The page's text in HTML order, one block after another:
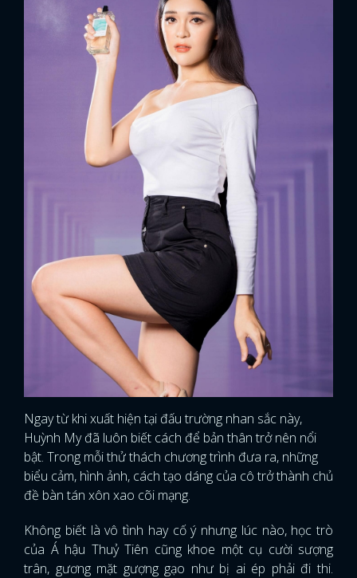
Ngay từ khi xuất hiện tại đấu trường nhan sắc này,
Huỳnh My đã luôn biết cách để bản thân trở nên nổi
bật. Trong mỗi thử thách chương trình đưa ra, những
biểu cảm, hình ảnh, cách tạo dáng của cô trở thành chủ
đề bàn tán xôn xao cõi mạng.
Không biết là vô tình hay cố ý nhưng lúc nào, học trò
của Á hậu Thuỷ Tiên cũng khoe một cụ cười sượng
trân, gương mặt gượng gạo như bị ai ép phải đi thi.